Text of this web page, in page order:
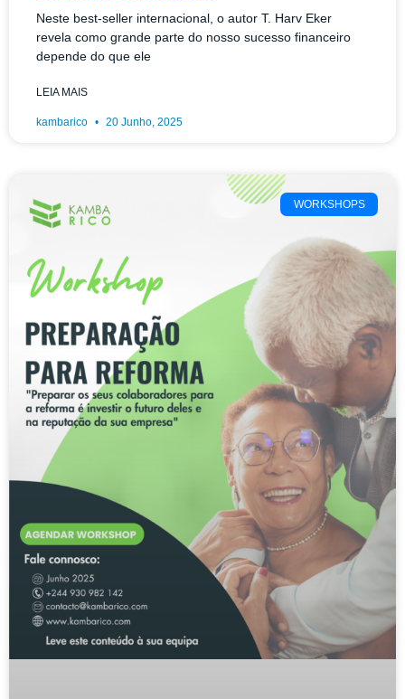
Neste best‑seller internacional, o autor T. Harv Eker
revela como grande parte do nosso sucesso financeiro
depende do que ele
LEIA MAIS
kambarico 20 Junho, 2025
WORKSHOPS